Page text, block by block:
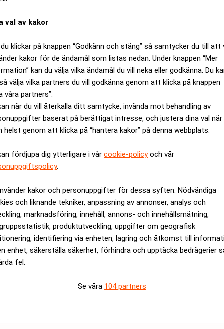
val av kakor
klickar på knappen “Godkänn och stäng” så samtycker du till att
kakor för de ändamål som listas nedan. Under knappen “Mer
kan du välja vilka ändamål du vill neka eller godkänna. Du
välja vilka partners du vill godkänna genom att klicka på knappen
våra partners”.
när du vill återkalla ditt samtycke, invända mot behandling av
baserat på berättigat intresse, och justera dina val när
helst genom att klicka på “hantera kakor” på denna webbplats.
fördjupa dig ytterligare i vår cookie-policyoch vår
.
kakor och personuppgifter för dessa syften: Nödvändiga
och liknande tekniker, anpassning av annonser, analys och
marknadsföring, innehåll, annons- och innehållsmätning,
produktutveckling, uppgifter om geografisk
identifiering via enheten, lagring och åtkomst till
enhet, säkerställa säkerhet, förhindra och upptäcka bedrägerier
fel.
Se våra 104 partners
finansiell juridik och affärsstyrning med inriktning mot
sedan början av 2018 och har över 20 års erfarenhet från
som chefsjurist, COO, tillförordnad vd och vice vd samt
behåller hon även ansvaret för affärsområdet Legal &
rådgivare inom GRC-tjänster på den svenska
team med kunniga och engagerade konsulter. Jag är glad
säger Christine Ehnström i en skriftlig kommentar.
Kristian Bentzer, fortsätter i sin roll som vd för
är kostnadsfritt: Prenumerera